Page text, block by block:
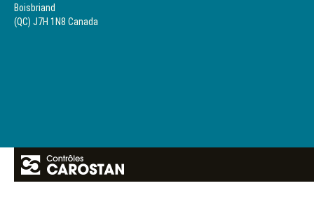
Boisbriand
(QC) J7H 1N8 Canada